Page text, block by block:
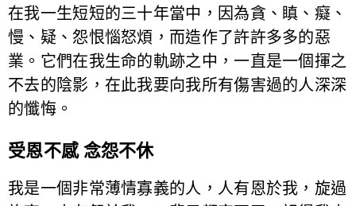
在我一生短短的三十年當中，因為貪、瞋、癡、
慢、疑、怨恨惱怒煩，而造作了許許多多的惡
業。它們在我生命的軌跡之中，一直是一個揮之
不去的陰影，在此我要向我所有傷害過的人深深
的懺悔。
受恩不感 念怨不休
我是一個非常薄情寡義的人，人有恩於我，旋過